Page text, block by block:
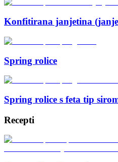
Konfitirana janjetina
Spring rolice
Spring rolice s feta tip
Recepti